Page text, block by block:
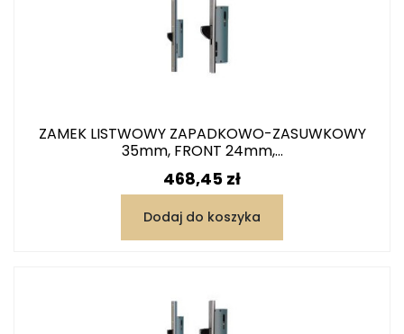
ZAMEK LISTWOWY ZAPADKOWO-ZASUWKOWY
35mm, FRONT 24mm,...
Cena
468,45 zł
Dodaj do koszyka